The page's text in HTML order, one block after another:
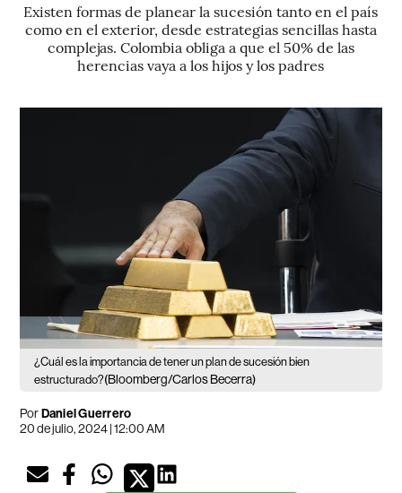
Existen formas de planear la sucesión tanto en el país
como en el exterior, desde estrategias sencillas hasta
complejas. Colombia obliga a que el 50% de las
herencias vaya a los hijos y los padres
¿Cuál es la importancia de tener un plan de sucesión bien
estructurado?(Bloomberg/Carlos Becerra)
PorDaniel Guerrero
20 de julio, 2024 | 12:00 AM